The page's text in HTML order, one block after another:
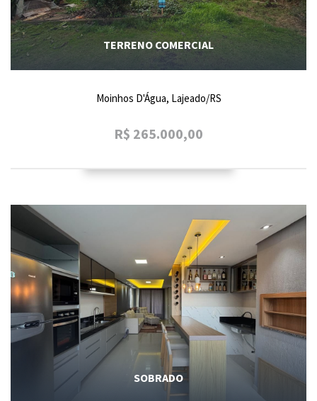
TERRENO COMERCIAL
Moinhos D'Água, Lajeado/RS
R$ 265.000,00
SOBRADO